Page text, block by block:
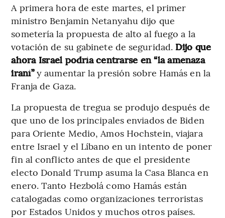
A primera hora de este martes, el primer
ministro Benjamin Netanyahu dijo que
sometería la propuesta de alto al fuego a la
votación de su gabinete de seguridad. Dijo que
ahora Israel podría centrarse en “la amenaza
iraní”y aumentar la presión sobre Hamás en la
Franja de Gaza.
La propuesta de tregua se produjo después de
que uno de los principales enviados de Biden
para Oriente Medio, Amos Hochstein, viajara
entre Israel y el Líbano en un intento de poner
fin al conflicto antes de que el presidente
electo Donald Trump asuma la Casa Blanca en
enero. Tanto Hezbolá como Hamás están
catalogadas como organizaciones terroristas
por Estados Unidos y muchos otros países.